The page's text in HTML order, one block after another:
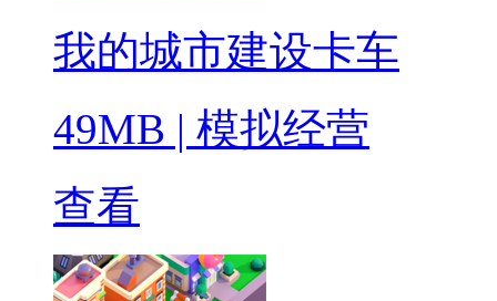
我的城市建设卡车
49MB | 模拟经营
查看